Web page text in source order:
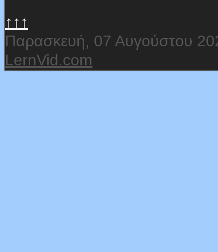
↑↑↑
Παρασκευή, 07 Αυγούστου
LernVid.com